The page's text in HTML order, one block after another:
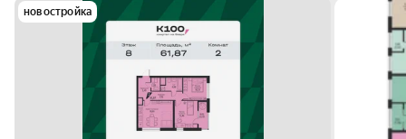
новостройка